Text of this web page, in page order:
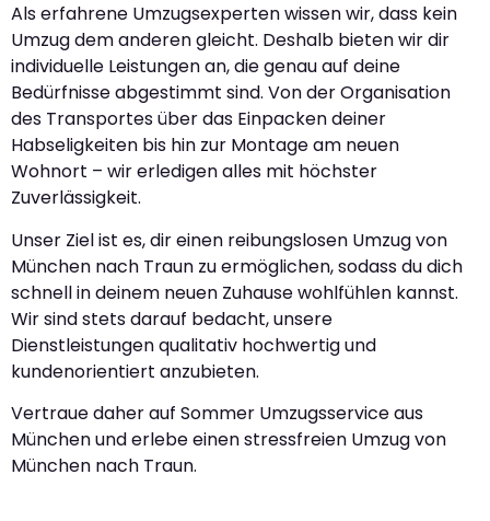
Als erfahrene Umzugsexperten wissen wir, dass kein
Umzug dem anderen gleicht. Deshalb bieten wir dir
individuelle Leistungen an, die genau auf deine
Bedürfnisse abgestimmt sind. Von der Organisation
des Transportes über das Einpacken deiner
Habseligkeiten bis hin zur Montage am neuen
Wohnort – wir erledigen alles mit höchster
Zuverlässigkeit.
Unser Ziel ist es, dir einen reibungslosen Umzug von
München nach Traun zu ermöglichen, sodass du dich
schnell in deinem neuen Zuhause wohlfühlen kannst.
Wir sind stets darauf bedacht, unsere
Dienstleistungen qualitativ hochwertig und
kundenorientiert anzubieten.
Vertraue daher auf Sommer Umzugsservice aus
München und erlebe einen stressfreien Umzug von
München nach Traun.